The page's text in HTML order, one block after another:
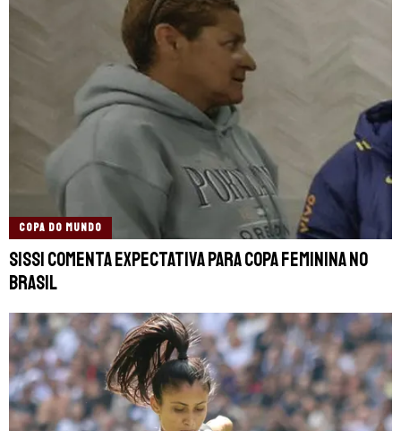
COPA DO MUNDO
Sissi comenta expectativa para Copa Feminina no
Brasil